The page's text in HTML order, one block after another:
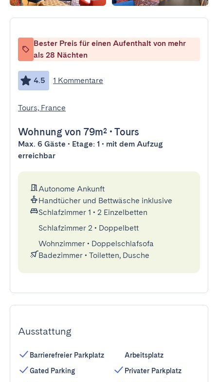
Bester Preis für einen Aufenthalt von mehr
als 28 Nächten
4.5 1 Kommentare
Tours, France
Wohnung von 79m² • Tours
Max. 6 Gäste • Etage: 1 • mit dem Aufzug
erreichbar
Autonome Ankunft
Handtücher und Bettwäsche inklusive
Schlafzimmer 1 • 2 Einzelbetten
Schlafzimmer 2 • Doppelbett
Wohnzimmer • Doppelschlafsofa
Badezimmer • Toiletten, Dusche
Ausstattung
Barrierefreier Parkplatz
Gated Parking
Arbeitsplatz
Privater Parkplatz